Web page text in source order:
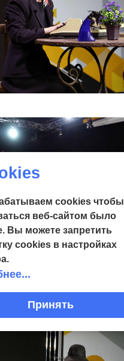
cookies чтобы
веб-сайтом было
Вы можете запретить
сookies в настройках
Принять